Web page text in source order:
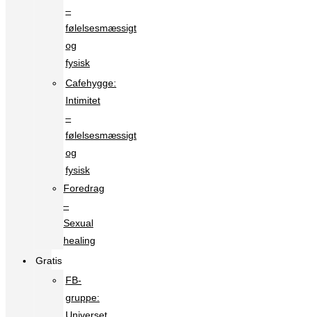
–
følelsesmæssigt
og
fysisk
Cafehygge:
Intimitet
–
følelsesmæssigt
og
fysisk
Foredrag
–
Sexual
healing
Gratis
FB-
gruppe: